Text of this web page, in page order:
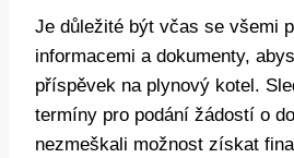
Je důležité být včas se všemi
informacemi a dokumenty,
příspěvek na plynový kotel.
termíny pro podání žádostí o
nezmeškali možnost získat